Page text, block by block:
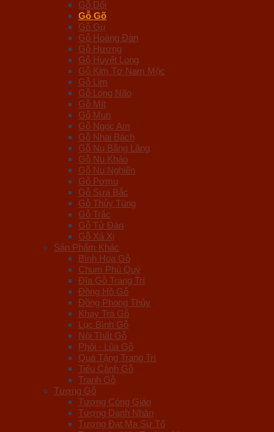
Gỗ Dổi
Gỗ Gõ
Gỗ Gụ
Gỗ Hoàng Đàn
Gỗ Hương
Gỗ Huyết Long
Gỗ Kim Tơ Nam Mộc
Gỗ Lim
Gỗ Long Não
Gỗ Mít
Gỗ Mun
Gỗ Ngọc Am
Gỗ Nhai Bách
Gỗ Nu Bằng Lăng
Gỗ Nu Kháo
Gỗ Nu Nghiến
Gỗ Pơmu
Gỗ Sưa Bắc
Gỗ Thủy Tùng
Gỗ Trắc
Gỗ Tử Đàn
Gỗ Xá Xị
Sản Phẩm Khác
Bình Hoa Gỗ
Chum Phú Quý
Đĩa Gỗ Trang Trí
Đồng Hồ Gỗ
Đồng Phong Thủy
Khay Trà Gỗ
Lục Bình Gỗ
Nội Thất Gỗ
Phôi - Lũa Gỗ
Quà Tặng Trang Trí
Tiểu Cảnh Gỗ
Tranh Gỗ
Tượng Gỗ
Tượng Công Giáo
Tượng Danh Nhân
Tượng Đạt Ma Sư Tổ